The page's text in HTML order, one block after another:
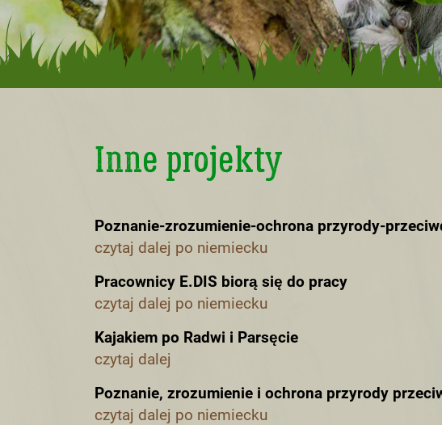
Inne projekty
Poznanie-zrozumienie-ochrona przyrody-
czytaj dalej po niemiecku
Pracownicy E.DIS biorą się do pracy
czytaj dalej po niemiecku
Kajakiem po Radwi i Parsęcie
czytaj dalej
Poznanie, zrozumienie i ochrona przyrody
czytaj dalej po niemiecku